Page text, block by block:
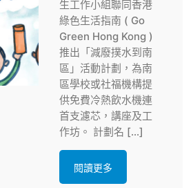
生工作小組聯同香港
綠色生活指南 ( Go
Green Hong Kong )
推出「減廢撲水到南
區」活動計劃，為南
區學校或社福機構提
供免費冷熱飲水機連
首支濾芯，講座及工
作坊。 計劃名 […]
閱讀更多